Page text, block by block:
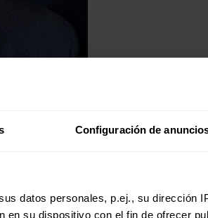
Configuración de
datos personales, p.ej., su dirección
su dispositivo con el fin de ofrecer